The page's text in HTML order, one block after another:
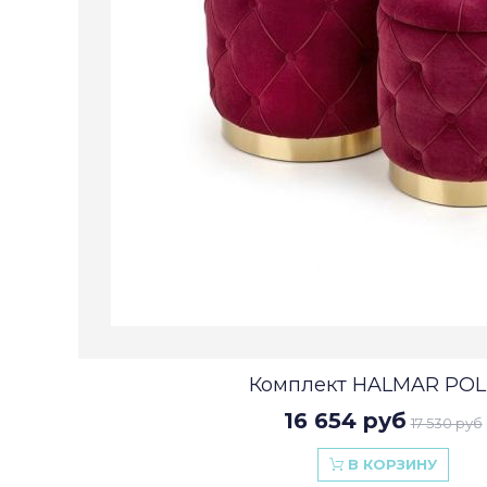
Комплект HALMAR
16 654 руб 17 530 руб
В КОРЗИНУ